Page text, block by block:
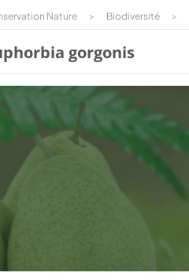
Nature > Biodiversité >
gorgonis